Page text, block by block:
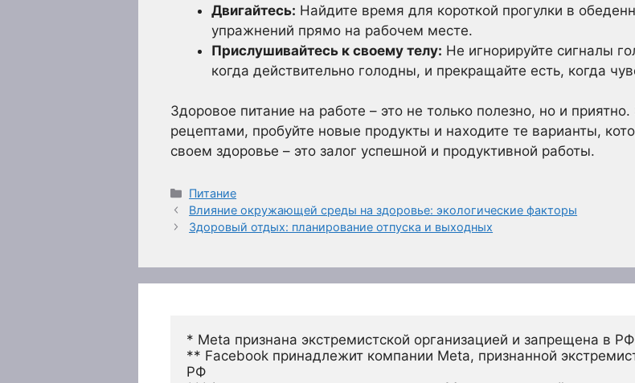
Двигайтесь: Найдите время для короткой прогулки в
упражнений прямо на рабочем месте.
Прислушивайтесь к своему телу: Не игнорируйте сигналы
когда действительно голодны, и прекращайте есть, когда
Здоровое питание на работе – это не только полезно, но и
рецептами, пробуйте новые продукты и находите те варианты,
своем здоровье – это залог успешной и продуктивной работы.
Рубрики
Питание
Влияние окружающей среды на здоровье: экологические факторы
Здоровый отдых: планирование отпуска и выходных
* Meta признана экстремистской организацией и запрещена в РФ
** Facebook принадлежит компании Meta, признанной
РФ